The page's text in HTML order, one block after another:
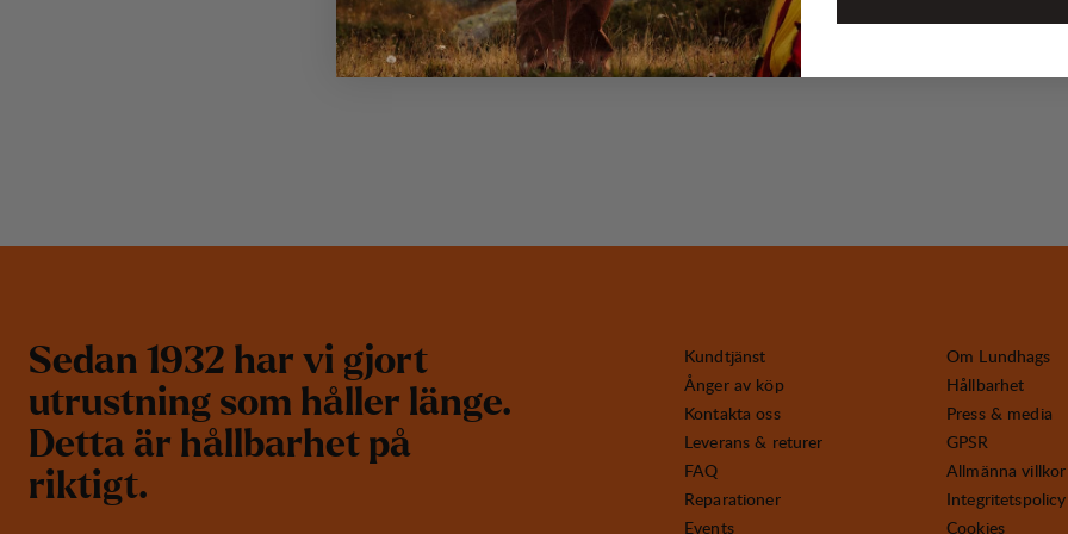
Sedan 1932 har vi gjort
utrustning som håller länge.
Detta är hållbarhet på
riktigt.
Kundtjänst
Ånger av köp
Kontakta oss
Leverans & returer
FAQ
Reparationer
Events
Om Lundhags
Hållbarhet
Press & media
GPSR
Allmänna villkor
Integritetspolicy
Cookies